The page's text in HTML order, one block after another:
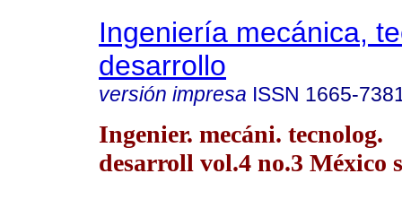
Ingeniería mecánica,
desarrollo
versión impresa ISSN 1665-
Ingenier. mecáni. tecnolog.
desarroll vol.4 no.3 México